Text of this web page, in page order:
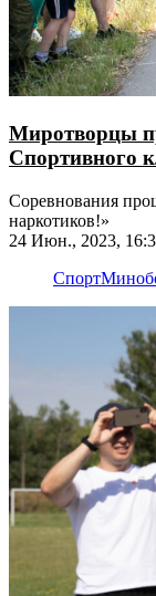
Миротворцы
Спортивного
Соревнования
наркотиков!»
24 Июн., 2023,
Спорт